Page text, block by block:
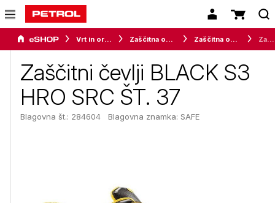
Vrt in orodje Zaščitna oprema Zaščitna obutev
Zaščitni čevlji BLACK S3
HRO SRC ŠT. 37
Blagovna št.: 284604 Blagovna znamka: SAFE